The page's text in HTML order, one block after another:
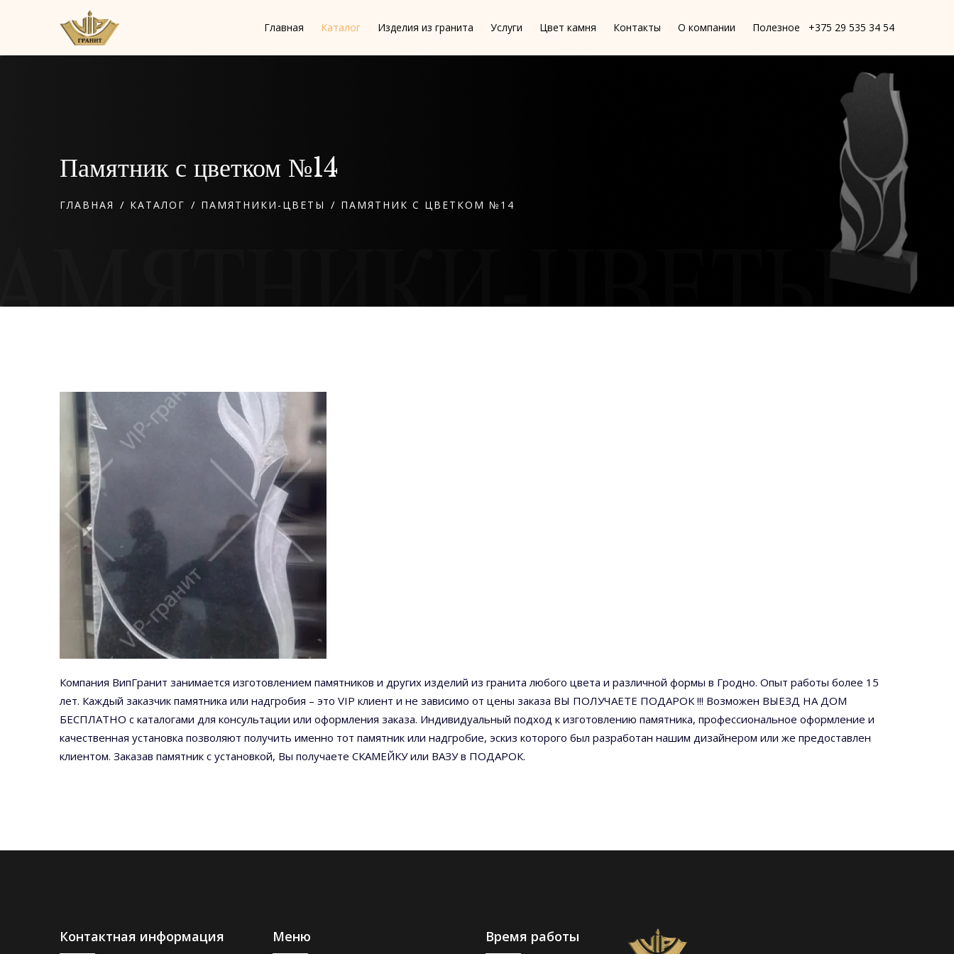
Главная Каталог Изделия из гранита Услуги Цвет камня Контакты О компании Полезное +375 29 535 34 54
Памятник с цветком №14
ГЛАВНАЯ / КАТАЛОГ / ПАМЯТНИКИ-ЦВЕТЫ / ПАМЯТНИК С ЦВЕТКОМ №14
Компания ВипГранит занимается изготовлением памятников и других изделий из гранита любого цвета и различной формы в Гродно. Опыт работы более 15
лет. Каждый заказчик памятника или надгробия – это VIP клиент и не зависимо от цены заказа ВЫ ПОЛУЧАЕТЕ ПОДАРОК !!! Возможен ВЫЕЗД НА ДОМ
БЕСПЛАТНО с каталогами для консультации или оформления заказа. Индивидуальный подход к изготовлению памятника, профессиональное оформление и
качественная установка позволяют получить именно тот памятник или надгробие, эскиз которого был разработан нашим дизайнером или же предоставлен
клиентом. Заказав памятник с установкой, Вы получаете СКАМЕЙКУ или ВАЗУ в ПОДАРОК.
Контактная информация Меню Время работы